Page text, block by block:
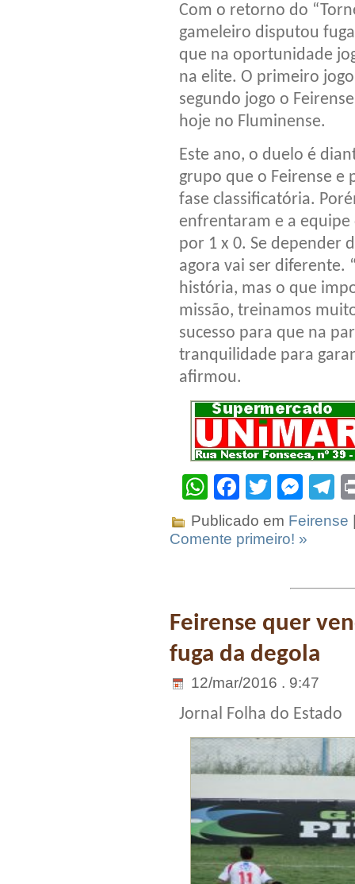
Com o retorno do
gameleiro disputou
que na oportunidade
na elite. O primeiro
segundo jogo o
hoje no Fluminense.
Este ano, o duelo é
grupo que o Feirense e
fase classificatória.
enfrentaram e a equipe
por 1 x 0. Se depender
agora vai ser diferente.
história, mas o que
missão, treinamos
sucesso para que na
tranquilidade para
afirmou.
WhatsApp
Facebook
Twitter
Publicado em Feirense
Comente primeiro! »
Feirense quer
fuga da degola
12/mar/2016 . 9:47
Jornal Folha do Estado